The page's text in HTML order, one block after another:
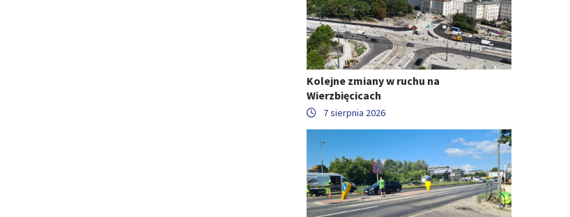
Kolejne zmiany w ruchu na
Wierzbięcicach
7 sierpnia 2026